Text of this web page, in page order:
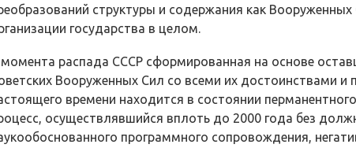
структуры и содержания как Вооруженных
государства в целом.
распада СССР сформированная на основе
Вооруженных Сил со всеми их достоинствами
времени находится в состоянии
осуществлявшийся вплоть до 2000 года без
программного сопровождения,